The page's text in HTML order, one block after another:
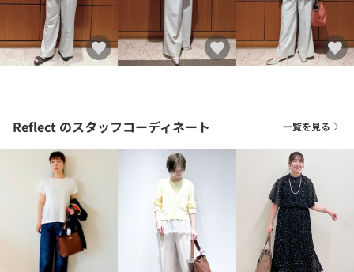
Reflect のスタッフコーディネート 一覧を見る